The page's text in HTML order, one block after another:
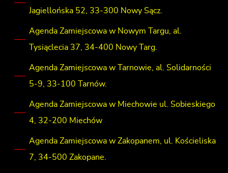
Jagiellońska 52, 33-300 Nowy Sącz.
Agenda Zamiejscowa w Nowym Targu, al.
Tysiąclecia 37, 34-400 Nowy Targ.
Agenda Zamiejscowa w Tarnowie, al. Solidarności
5-9, 33-100 Tarnów.
Agenda Zamiejscowa w Miechowie ul. Sobieskiego
4, 32-200 Miechów
Agenda Zamiejscowa w Zakopanem, ul. Kościeliska
7, 34-500 Zakopane.